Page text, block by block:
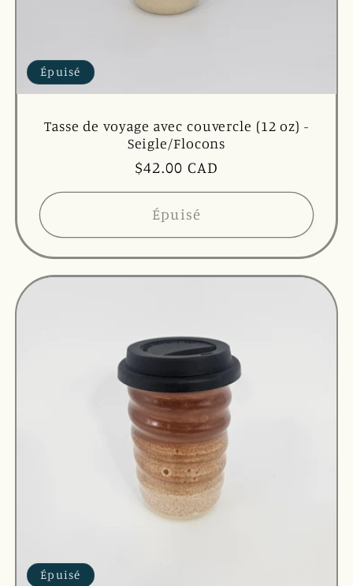
Épuisé
Tasse de voyage avec couvercle (12 oz) -
Seigle/Flocons
Prix
habituel
$42.00 CAD
Épuisé
Épuisé